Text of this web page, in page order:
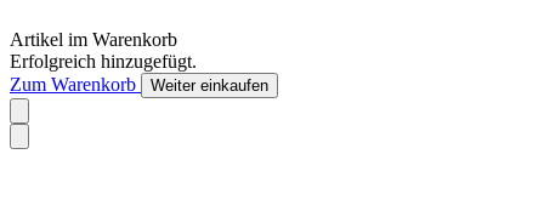
Artikel im Warenkorb
Erfolgreich hinzugefügt.
Zum Warenkorb
Weiter einkaufen